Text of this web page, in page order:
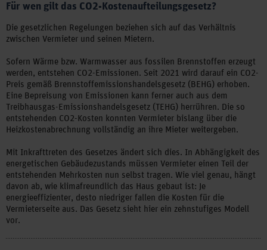
Für wen gilt das CO2-Kostenaufteilungsgesetz?
Die gesetzlichen Regelungen beziehen sich auf das Verhältnis
zwischen Vermieter und seinen Mietern.
Sofern Wärme bzw. Warmwasser aus fossilen Brennstoffen erzeugt
werden, entstehen CO2-Emissionen. Seit 2021 wird darauf ein CO2-
Preis gemäß Brennstoffemissionshandelsgesetz (BEHG) erhoben.
Eine Bepreisung von Emissionen kann ferner auch aus dem
Treibhausgas-Emissionshandelsgesetz (TEHG) herrühren. Die so
entstehenden CO2-Kosten konnten Vermieter bislang über die
Heizkostenabrechnung vollständig an ihre Mieter weitergeben.
Mit Inkrafttreten des Gesetzes ändert sich dies. In Abhängigkeit des
energetischen Gebäudezustands müssen Vermieter einen Teil der
entstehenden Mehrkosten nun selbst tragen. Wie viel genau, hängt
davon ab, wie klimafreundlich das Haus gebaut ist: Je
energieeffizienter, desto niedriger fallen die Kosten für die
Vermieterseite aus. Das Gesetz sieht hier ein zehnstufiges Modell
vor.